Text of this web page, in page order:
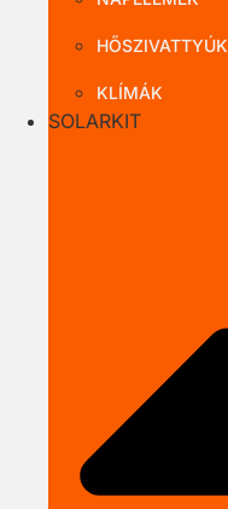
HŐSZIVATTYÚK
KLÍMÁK
SOLARKIT